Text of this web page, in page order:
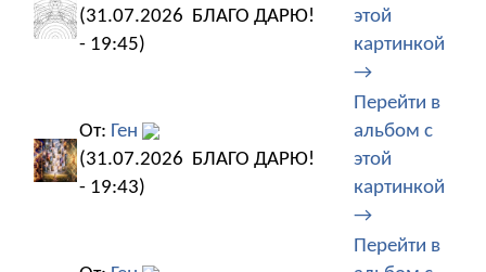
(31.07.2026
- 19:45)
БЛАГО ДАРЮ!
этой
картинкой
→
От: Ген
(31.07.2026
- 19:43)
БЛАГО ДАРЮ!
Перейти в
альбом с
этой
картинкой
→
Перейти в